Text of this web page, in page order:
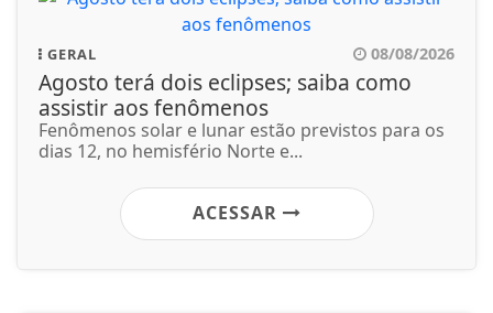
GERAL 08/08/2026
Agosto terá dois eclipses; saiba como
assistir aos fenômenos
Fenômenos solar e lunar estão previstos para os
dias 12, no hemisfério Norte e...
ACESSAR